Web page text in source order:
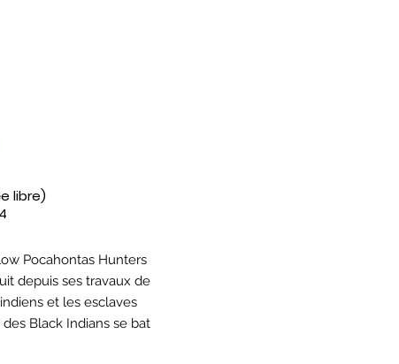
libre)
Pocahontas Hunters
depuis ses travaux de
et les esclaves
Black Indians se bat